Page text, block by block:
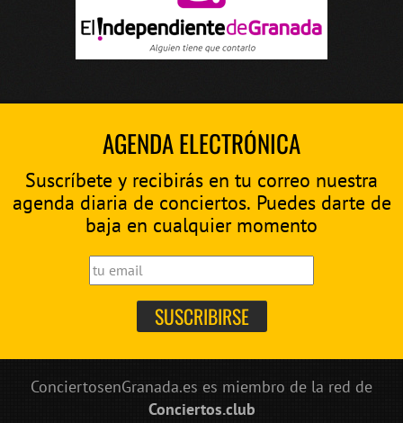
AGENDA ELECTRÓNICA
Suscríbete y recibirás en tu correo nuestra
agenda diaria de conciertos. Puedes darte de
baja en cualquier momento
ConciertosenGranada.es es miembro de la red de
Conciertos.club